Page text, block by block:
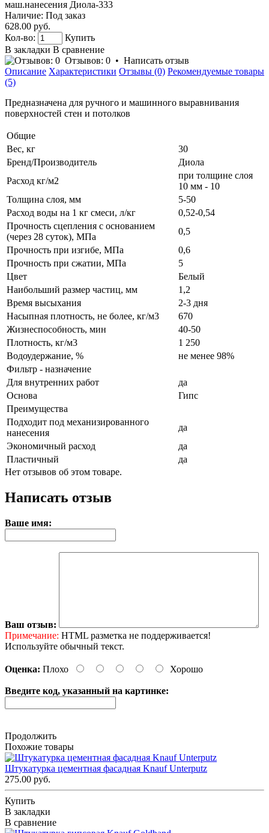
маш.нанесения Диола-333
Наличие: Под заказ
628.00 руб.
Кол-во:
Купить
В закладки В сравнение
Отзывов: 0 • Написать отзыв
Описание Характеристики Отзывы (0) Рекомендуемые товары
(5)
Предназначена для ручного и машинного выравнивания
поверхностей стен и потолков
Общие
Вес, кг
30
Бренд/Производитель
Диола
Расход кг/м2
при толщине слоя
10 мм - 10
Толщина слоя, мм
5-50
Расход воды на 1 кг смеси, л/кг
0,52-0,54
Прочность сцепления с основанием
(через 28 суток), МПа
0,5
Прочность при изгибе, МПа
0,6
Прочность при сжатии, МПа
5
Цвет
Белый
Наибольший размер частиц, мм
1,2
Время высыхания
2-3 дня
Насыпная плотность, не более, кг/м3
670
Жизнеспособность, мин
40-50
Плотность, кг/м3
1 250
Водоудержание, %
не менее 98%
Фильтр - назначение
Для внутренних работ
да
Основа
Гипс
Преимущества
Подходит под механизированного
нанесения
да
Экономичный расход
да
Пластичный
да
Нет отзывов об этом товаре.
Написать отзыв
Ваше имя:
Ваш отзыв:
Примечание: HTML разметка не поддерживается!
Используйте обычный текст.
Оценка: Плохо Хорошо
Введите код, указанный на картинке:
Продолжить
Похожие товары
Штукатурка цементная фасадная Knauf Unterputz
275.00 руб.
Купить
В закладки
В сравнение